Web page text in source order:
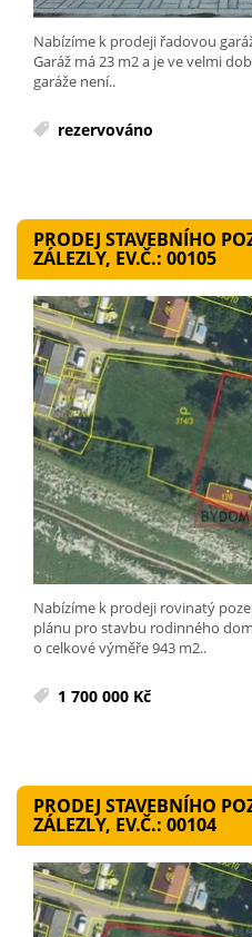
Nabízíme k prodeji řadovou
Garáž má 23 m2 a je ve velmi
garáže není..
rezervováno
PRODEJ STAVEBNÍHO
ZÁLEZLY, EV.Č.: 00105
Nabízíme k prodeji rovinatý
plánu pro stavbu rodinného
o celkové výměře 943 m2..
1 700 000 Kč
PRODEJ STAVEBNÍHO
ZÁLEZLY, EV.Č.: 00104